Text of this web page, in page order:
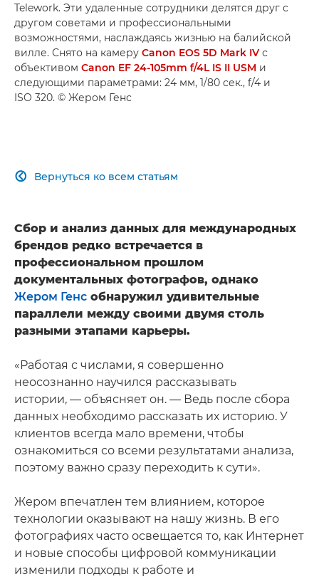
Telework. Эти удаленные сотрудники делятся друг с
другом советами и профессиональными
возможностями, наслаждаясь жизнью на балийской
вилле. Снято на камеру Canon EOS 5D Mark IV с
объективом Canon EF 24-105mm f/4L IS II USM и
следующими параметрами: 24 мм, 1/80 сек., f/4 и
ISO 320. © Жером Генс
Вернуться ко всем статьям

Сбор и анализ данных для международных
брендов редко встречается в
профессиональном прошлом
документальных фотографов, однако
Жером Генс обнаружил удивительные
параллели между своими двумя столь
разными этапами карьеры.
«Работая с числами, я совершенно
неосознанно научился рассказывать
истории, — объясняет он. — Ведь после сбора
данных необходимо рассказать их историю. У
клиентов всегда мало времени, чтобы
ознакомиться со всеми результатами анализа,
поэтому важно сразу переходить к сути».
Жером впечатлен тем влиянием, которое
технологии оказывают на нашу жизнь. В его
фотографиях часто освещается то, как Интернет
и новые способы цифровой коммуникации
изменили подходы к работе и